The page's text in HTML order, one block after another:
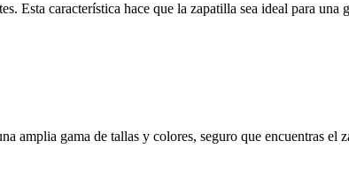
característica hace que la zapatilla sea ideal para una
gama de tallas y colores, seguro que encuentras el